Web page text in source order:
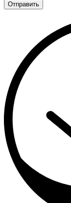
Отправить